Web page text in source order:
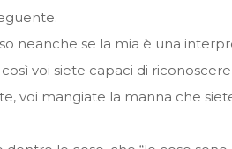
neanche se la mia è una
voi siete capaci di
voi mangiate la manna che